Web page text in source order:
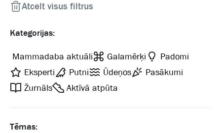
Kategorijas:
Mammadaba aktuāli Galamērķi
Padomi
Eksperti
Putni Ūdeņos
Pasākumi
Žurnāls
Aktīvā atpūta
Tēmas:
Atcelt visus filtrus